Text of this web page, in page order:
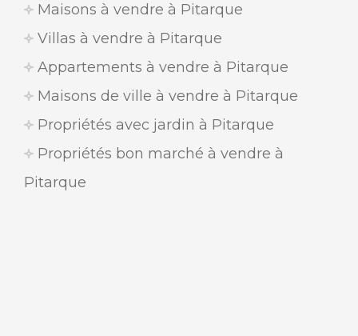
Maisons à vendre à Pitarque
Villas à vendre à Pitarque
Appartements à vendre à Pitarque
Maisons de ville à vendre à Pitarque
Propriétés avec jardin à Pitarque
Propriétés bon marché à vendre à
Pitarque